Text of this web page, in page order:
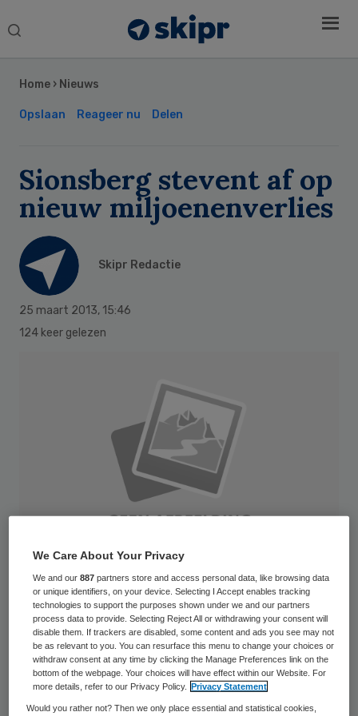
Search
Home › Nieuws
Opslaan Reageer nu Delen
Sionsberg stevent af op
nieuw miljoenenverlies
Skipr Redactie
25 maart 2013, 15:46
124 keer gelezen
Ziekenhuis De Sionsberg in Dokkum stevent
voor 2012 af op een verlies van zeker vijf
miljoen euro. Dit blijkt uit commentaar van
bestuursvoorzitter Peter Littooy in de
Sidebar
We Care About Your Privacy
We and our887 partners store and access personal data, like browsing data
or unique identifiers, on your device. Selecting I Accept enables tracking
technologies to support the purposes shown under we and our partners
process data to provide. Selecting Reject All or withdrawing your consent will
disable them. If trackers are disabled, some content and ads you see may not
be as relevant to you. You can resurface this menu to change your choices or
withdraw consent at any time by clicking the Manage Preferences link on the
bottom of the webpage. Your choices will have effect within our Website. For
more details, refer to our Privacy Policy.
Privacy Statement
Would you rather not? Then we only place essential and statistical cookies,